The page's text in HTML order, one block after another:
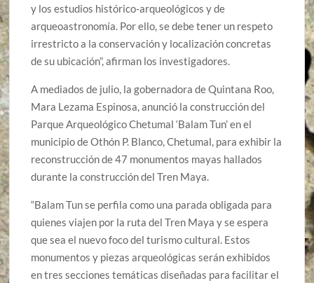
y los estudios histórico-arqueológicos y de
arqueoastronomía. Por ello, se debe tener un respeto
irrestricto a la conservación y localización concretas
de su ubicación”, afirman los investigadores.
A mediados de julio, la gobernadora de Quintana Roo,
Mara Lezama Espinosa, anunció la construcción del
Parque Arqueológico Chetumal ‘Balam Tun’ en el
municipio de Othón P. Blanco, Chetumal, para exhibir la
reconstrucción de 47 monumentos mayas hallados
durante la construcción del Tren Maya.
“Balam Tun se perfila como una parada obligada para
quienes viajen por la ruta del Tren Maya y se espera
que sea el nuevo foco del turismo cultural. Estos
monumentos y piezas arqueológicas serán exhibidos
en tres secciones temáticas diseñadas para facilitar el